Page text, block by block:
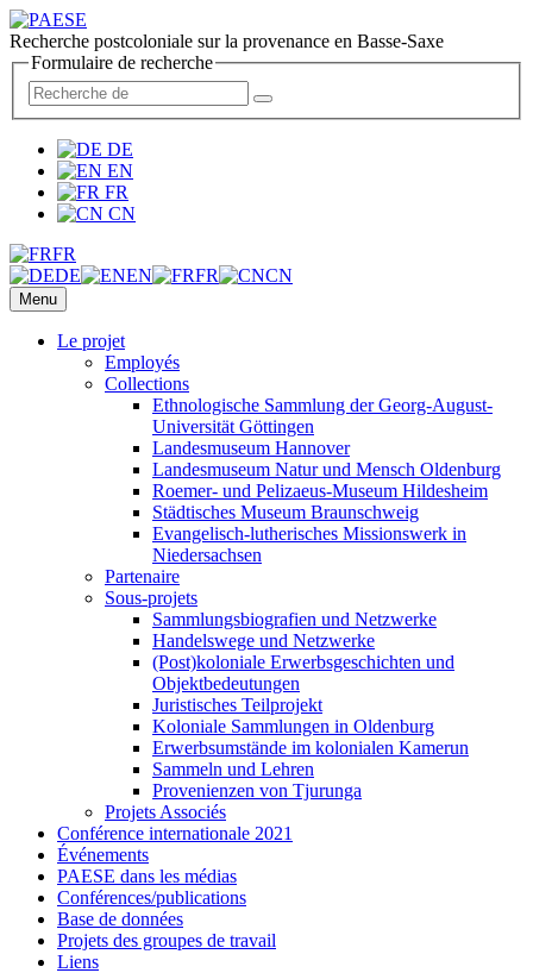
Recherche postcoloniale sur la provenance en Basse-Saxe
Formulaire de recherche
DE
EN
FR
CN
FR
DE
EN FR CN
Menu
Le projet
Employés
Collections
Ethnologische Sammlung der Georg-August-
Universität Göttingen
Landesmuseum Hannover
Landesmuseum Natur und Mensch Oldenburg
Roemer- und Pelizaeus-Museum Hildesheim
Städtisches Museum Braunschweig
Evangelisch-lutherisches Missionswerk in
Niedersachsen
Partenaire
Sous-projets
Sammlungsbiografien und Netzwerke
Handelswege und Netzwerke
(Post)koloniale Erwerbsgeschichten und
Objektbedeutungen
Juristisches Teilprojekt
Koloniale Sammlungen in Oldenburg
Erwerbsumstände im kolonialen Kamerun
Sammeln und Lehren
Provenienzen von Tjurunga
Projets Associés
Conférence internationale 2021
Événements
PAESE dans les médias
Conférences/publications
Base de données
Projets des groupes de travail
Liens